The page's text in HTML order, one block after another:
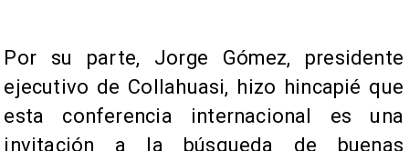
Por su parte, Jorge Gómez, presidente
ejecutivo de Collahuasi, hizo hincapié que
esta conferencia internacional es una
invitación a la búsqueda de buenas